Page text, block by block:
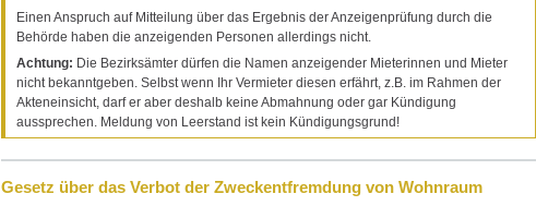
Einen Anspruch auf Mitteilung über das Ergebnis der Anzeigenprüfung durch die
Behörde haben die anzeigenden Personen allerdings nicht.
Achtung: Die Bezirksämter dürfen die Namen anzeigender Mieterinnen und Mieter
nicht bekanntgeben. Selbst wenn Ihr Vermieter diesen erfährt, z.B. im Rahmen der
Akteneinsicht, darf er aber deshalb keine Abmahnung oder gar Kündigung
aussprechen. Meldung von Leerstand ist kein Kündigungsgrund!
Gesetz über das Verbot der Zweckentfremdung von Wohnraum